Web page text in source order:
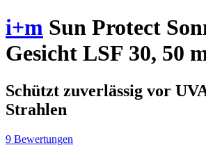
i+m Sun Protect
Gesicht LSF 30, 50
Schützt zuverlässig vor
Strahlen
9 Bewertungen